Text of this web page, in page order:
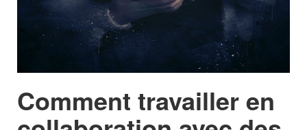
Comment travailler en